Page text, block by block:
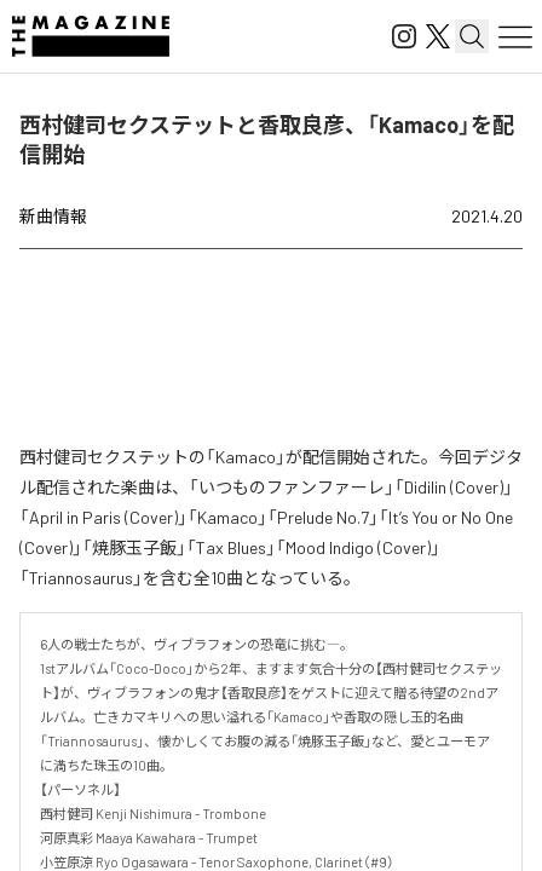
西村健司セクステットと香取良彦、「Kamaco」を配
信開始
新曲情報 2021.4.20
西村健司セクステットの「Kamaco」が配信開始された。今回デジタ
ル配信された楽曲は、「いつものファンファーレ」「Didilin (Cover)」
「April in Paris (Cover)」「Kamaco」「Prelude No.7」「It’s You or No One
(Cover)」「焼豚玉子飯」「Tax Blues」「Mood Indigo (Cover)」
「Triannosaurus」を含む全10曲となっている。
6人の戦士たちが、ヴィブラフォンの恐竜に挑む―。
1stアルバム「Coco-Doco」から2年、ますます気合十分の【西村健司セクステッ
ト】が、ヴィブラフォンの鬼才【香取良彦】をゲストに迎えて贈る待望の2ndア
ルバム。亡きカマキリへの思い溢れる「Kamaco」や香取の隠し玉的名曲
「Triannosaurus」、懐かしくてお腹の減る「焼豚玉子飯」など、愛とユーモア
に満ちた珠玉の10曲。
【パーソネル】
西村健司 Kenji Nishimura - Trombone
河原真彩 Maaya Kawahara - Trumpet
小笠原涼 Ryo Ogasawara - Tenor Saxophone, Clarinet（#9）